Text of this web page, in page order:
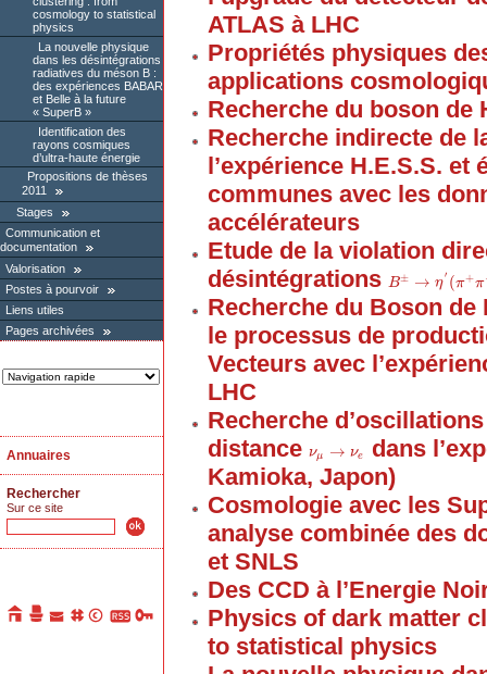
cosmology to statistical
physics
La nouvelle physique
dans les désintégrations
radiatives du méson B :
des expériences BABAR
et Belle à la future
« SuperB »
Identification des
rayons cosmiques
d’ultra-haute énergie
Propositions de thèses
2011
Stages
Communication et
documentation
Valorisation
Postes à pourvoir
Liens utiles
Pages archivées
Annuaires
Rechercher
Sur ce site
ATLAS à LHC
Propriétés physiques
applications
Recherche du boson de
Recherche indirecte de
l’expérience H.E.S.S. et
communes avec les
accélérateurs
Etude de la violation
désintégrations B± → η
′ (π+π
B±→η′( π+ π−γ)K
Recherche du Boson de
le processus de
Vecteurs avec
LHC
Recherche
distance νμ → νe
νμ →νe
dans
Kamioka, Japon)
Cosmologie avec les
analyse combinée des
et SNLS
Des CCD à l’Energie
Physics of dark matter
to statistical physics